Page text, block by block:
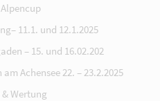
11.1. und 12.1.2025
– 15. und 16.02.202
Achensee 22. – 23.2.2025
Wertung